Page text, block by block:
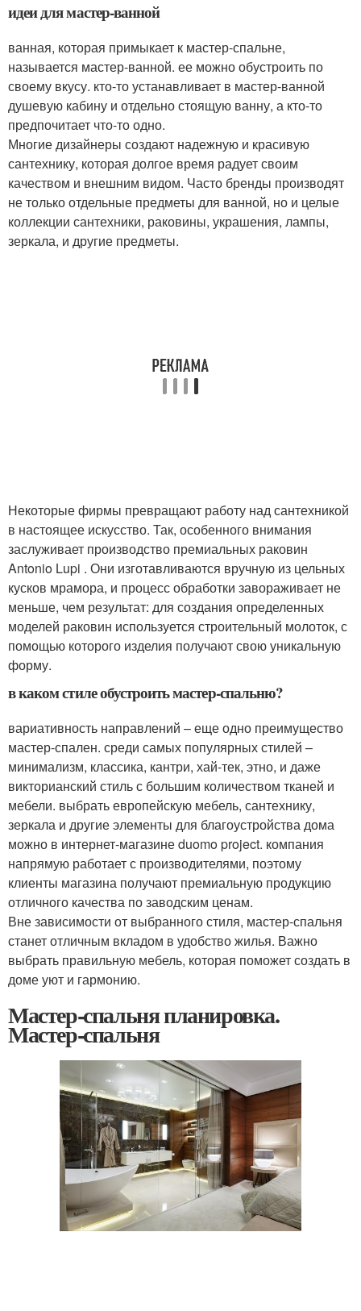
идеи для мастер-ванной
ванная, которая примыкает к мастер-спальне,
называется мастер-ванной. ее можно обустроить по
своему вкусу. кто-то устанавливает в мастер-ванной
душевую кабину и отдельно стоящую ванну, а кто-то
предпочитает что-то одно.
Многие дизайнеры создают надежную и красивую
сантехнику, которая долгое время радует своим
качеством и внешним видом. Часто бренды производят
не только отдельные предметы для ванной, но и целые
коллекции сантехники, раковины, украшения, лампы,
зеркала, и другие предметы.
Некоторые фирмы превращают работу над сантехникой
в настоящее искусство. Так, особенного внимания
заслуживает производство премиальных раковин
Antonio Lupi . Они изготавливаются вручную из цельных
кусков мрамора, и процесс обработки завораживает не
меньше, чем результат: для создания определенных
моделей раковин используется строительный молоток, с
помощью которого изделия получают свою уникальную
форму.
в каком стиле обустроить мастер-спальню?
вариативность направлений – еще одно преимущество
мастер-спален. среди самых популярных стилей –
минимализм, классика, кантри, хай-тек, этно, и даже
викторианский стиль с большим количеством тканей и
мебели. выбрать европейскую мебель, сантехнику,
зеркала и другие элементы для благоустройства дома
можно в интернет-магазине duomo project. компания
напрямую работает с производителями, поэтому
клиенты магазина получают премиальную продукцию
отличного качества по заводским ценам.
Вне зависимости от выбранного стиля, мастер-спальня
станет отличным вкладом в удобство жилья. Важно
выбрать правильную мебель, которая поможет создать в
доме уют и гармонию.
Мастер-спальня планировка.
Мастер-спальня